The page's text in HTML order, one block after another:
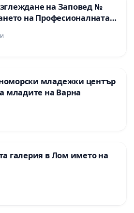
на Заповед №
на Професионалната
технологии в
гимназия по икономика и
Пазарджик
младежки център
младите на Варна
галерия в Лом името на